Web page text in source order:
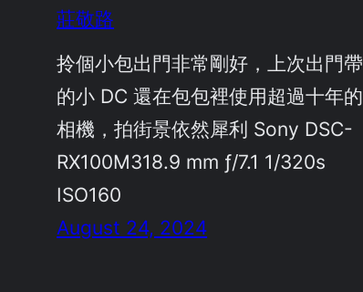
莊敬路
拎個小包出門非常剛好，上次出門帶
的小 DC 還在包包裡使用超過十年的
相機，拍街景依然犀利 Sony DSC-
RX100M318.9 mm ƒ/7.1 1/320s
ISO160
August 24, 2024